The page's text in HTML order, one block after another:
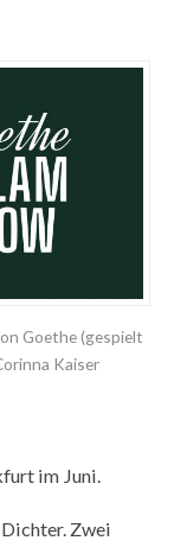
Goethe (gespielt
Kaiser
im Juni.
Zwei